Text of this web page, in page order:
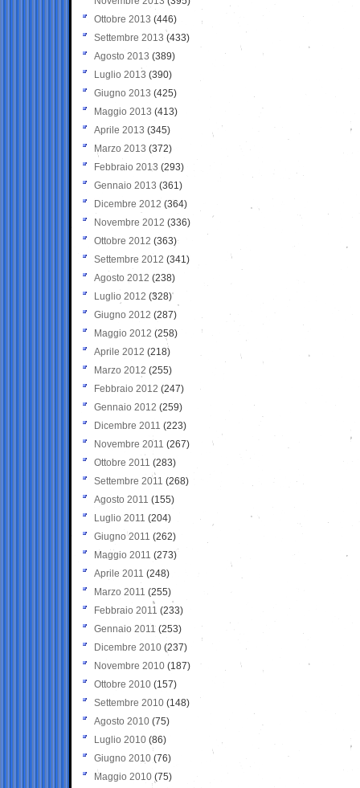
Ottobre 2013 (446)
Settembre 2013 (433)
Agosto 2013 (389)
Luglio 2013 (390)
Giugno 2013 (425)
Maggio 2013 (413)
Aprile 2013 (345)
Marzo 2013 (372)
Febbraio 2013 (293)
Gennaio 2013 (361)
Dicembre 2012 (364)
Novembre 2012 (336)
Ottobre 2012 (363)
Settembre 2012 (341)
Agosto 2012 (238)
Luglio 2012 (328)
Giugno 2012 (287)
Maggio 2012 (258)
Aprile 2012 (218)
Marzo 2012 (255)
Febbraio 2012 (247)
Gennaio 2012 (259)
Dicembre 2011 (223)
Novembre 2011 (267)
Ottobre 2011 (283)
Settembre 2011 (268)
Agosto 2011 (155)
Luglio 2011 (204)
Giugno 2011 (262)
Maggio 2011 (273)
Aprile 2011 (248)
Marzo 2011 (255)
Febbraio 2011 (233)
Gennaio 2011 (253)
Dicembre 2010 (237)
Novembre 2010 (187)
Ottobre 2010 (157)
Settembre 2010 (148)
Agosto 2010 (75)
Luglio 2010 (86)
Giugno 2010 (76)
Maggio 2010 (75)